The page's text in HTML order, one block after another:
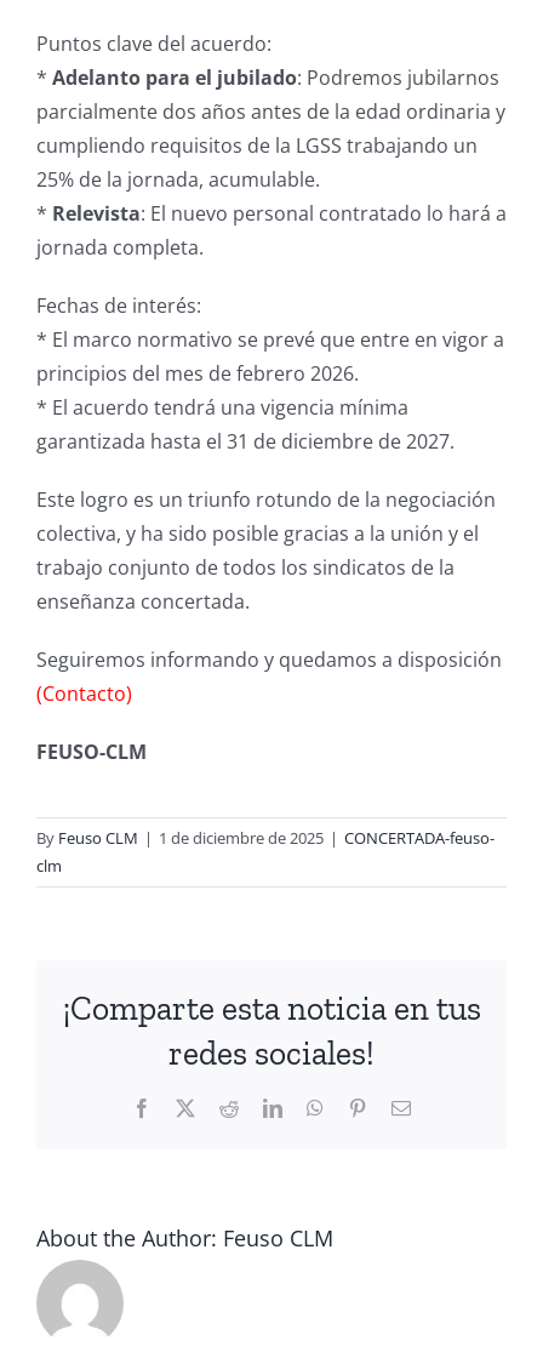
Puntos clave del acuerdo:
* Adelanto para el jubilado: Podremos jubilarnos
parcialmente dos años antes de la edad ordinaria y
cumpliendo requisitos de la LGSS trabajando un
25% de la jornada, acumulable.
* Relevista: El nuevo personal contratado lo hará a
jornada completa.
Fechas de interés:
* El marco normativo se prevé que entre en vigor a
principios del mes de febrero 2026.
* El acuerdo tendrá una vigencia mínima
garantizada hasta el 31 de diciembre de 2027.
Este logro es un triunfo rotundo de la negociación
colectiva, y ha sido posible gracias a la unión y el
trabajo conjunto de todos los sindicatos de la
enseñanza concertada.
Seguiremos informando y quedamos a disposición
(Contacto)
FEUSO-CLM
By Feuso CLM | 1 de diciembre de 2025 | CONCERTADA-feuso-
clm
¡Comparte esta noticia en tus
redes sociales!
Facebook RedditLinkedInWhatsApp
PinterestEmail
About the Author: Feuso CLM